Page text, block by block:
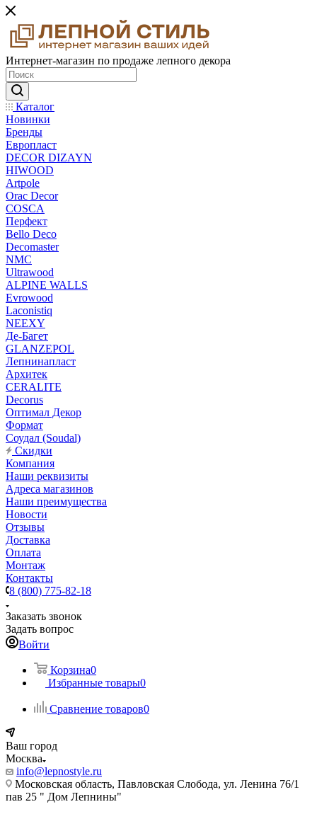
Интернет-магазин по продаже лепного декора
Каталог
Новинки
Бренды
Европласт
DECOR DIZAYN
HIWOOD
Artpole
Orac Decor
COSCA
Перфект
Bello Deco
Decomaster
NMС
Ultrawood
ALPINE WALLS
Evrowood
Laconistiq
NEEXY
Де-Багет
GLANZEPOL
Лепнинапласт
Архитек
CERALITE
Decorus
Оптимал Декор
Формат
Соудал (Soudal)
Скидки
Компания
Наши реквизиты
Адреса магазинов
Наши преимущества
Новости
Отзывы
Доставка
Оплата
Монтаж
Контакты
8 (800) 775-82-18
Заказать звонок
Задать вопрос
Войти
Корзина0
Избранные товары0
Сравнение товаров0
Ваш город
Москва
info@lepnostyle.ru
Московская область, Павловская Слобода, ул. Ленина 76/1
пав 25 " Дом Лепнины"